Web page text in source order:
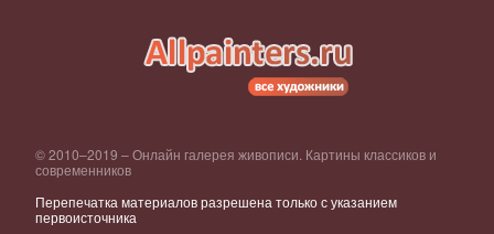
© 2010–2019 – Онлайн галерея живописи. Картины классиков и
современников
Перепечатка материалов разрешена только с указанием
первоисточника